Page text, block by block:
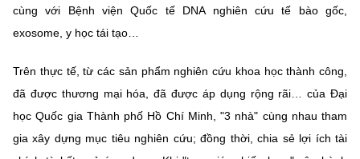
cùng với Bệnh viện Quốc tế DNA nghiên cứu tế bào gốc,
exosome, y học tái tạo…
Trên thực tế, từ các sản phẩm nghiên cứu khoa học thành công,
đã được thương mại hóa, đã được áp dụng rộng rãi… của Đại
học Quốc gia Thành phố Hồ Chí Minh, "3 nhà" cùng nhau tham
gia xây dựng mục tiêu nghiên cứu; đồng thời, chia sẻ lợi ích tài